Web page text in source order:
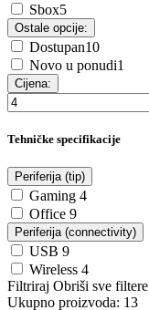
Sbox5
Ostale opcije:
Dostupan10
Novo u ponudi1
Cijena:
Tehničke specifikacije
Periferija (tip)
Gaming 4
Office 9
Periferija (connectivity)
USB 9
Wireless 4
Filtriraj Obriši sve filtere
Ukupno proizvoda: 13